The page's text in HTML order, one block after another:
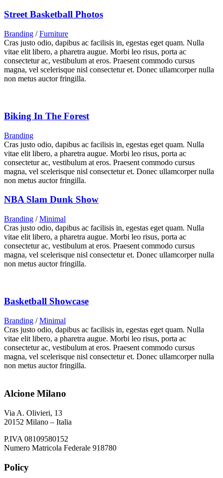
Street Basketball Photos
Branding / Furniture
Cras justo odio, dapibus ac facilisis in, egestas eget quam. Nulla
vitae elit libero, a pharetra augue. Morbi leo risus, porta ac
consectetur ac, vestibulum at eros. Praesent commodo cursus
magna, vel scelerisque nisl consectetur et. Donec ullamcorper nulla
non metus auctor fringilla.
Biking In The Forest
Branding
Cras justo odio, dapibus ac facilisis in, egestas eget quam. Nulla
vitae elit libero, a pharetra augue. Morbi leo risus, porta ac
consectetur ac, vestibulum at eros. Praesent commodo cursus
magna, vel scelerisque nisl consectetur et. Donec ullamcorper nulla
non metus auctor fringilla.
NBA Slam Dunk Show
Branding / Minimal
Cras justo odio, dapibus ac facilisis in, egestas eget quam. Nulla
vitae elit libero, a pharetra augue. Morbi leo risus, porta ac
consectetur ac, vestibulum at eros. Praesent commodo cursus
magna, vel scelerisque nisl consectetur et. Donec ullamcorper nulla
non metus auctor fringilla.
Basketball Showcase
Branding / Minimal
Cras justo odio, dapibus ac facilisis in, egestas eget quam. Nulla
vitae elit libero, a pharetra augue. Morbi leo risus, porta ac
consectetur ac, vestibulum at eros. Praesent commodo cursus
magna, vel scelerisque nisl consectetur et. Donec ullamcorper nulla
non metus auctor fringilla.
Alcione Milano
Via A. Olivieri, 13
20152 Milano – Italia
P.IVA 08109580152
Numero Matricola Federale 918780
Policy